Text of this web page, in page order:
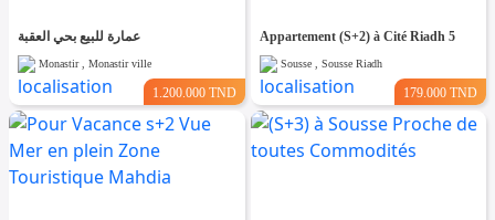
عمارة للبيع بحي العقبة
Monastir , Monastir ville
1.200.000 TND
Appartement (S+2) à Cité Riadh 5
Sousse , Sousse Riadh
179.000 TND